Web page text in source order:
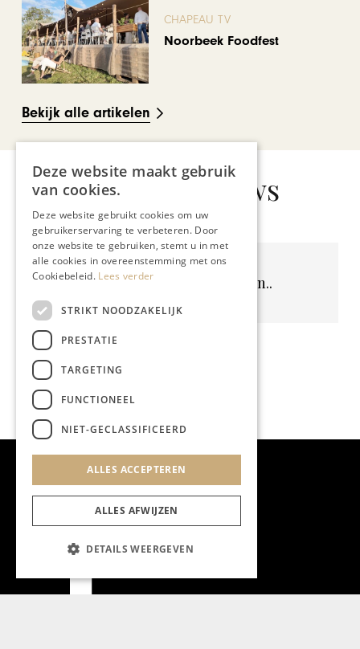
CHAPEAU TV
Noorbeek Foodfest
Bekijk alle artikelen
Gerelateerd nieuws
Geen resultaten gevonden..
Deze website maakt gebruik
van cookies.
Deze website gebruikt cookies om uw
gebruikerservaring te verbeteren. Door
onze website te gebruiken, stemt u in met
alle cookies in overeenstemming met ons
Cookiebeleid. Lees verder
STRIKT NOODZAKELIJK
PRESTATIE
TARGETING
FUNCTIONEEL
NIET-GECLASSIFICEERD
ALLES ACCEPTEREN
ALLES AFWIJZEN
DETAILS WEERGEVEN